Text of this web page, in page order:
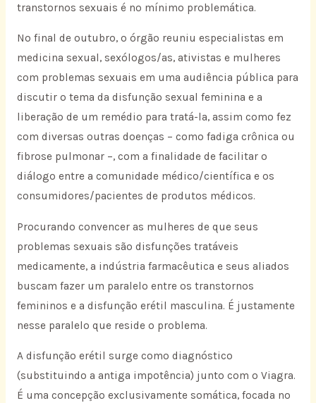
transtornos sexuais é no mínimo problemática.
No final de outubro, o órgão reuniu especialistas em
medicina sexual, sexólogos/as, ativistas e mulheres
com problemas sexuais em uma audiência pública para
discutir o tema da disfunção sexual feminina e a
liberação de um remédio para tratá-la, assim como fez
com diversas outras doenças – como fadiga crônica ou
fibrose pulmonar –, com a finalidade de facilitar o
diálogo entre a comunidade médico/científica e os
consumidores/pacientes de produtos médicos.
Procurando convencer as mulheres de que seus
problemas sexuais são disfunções tratáveis
medicamente, a indústria farmacêutica e seus aliados
buscam fazer um paralelo entre os transtornos
femininos e a disfunção erétil masculina. É justamente
nesse paralelo que reside o problema.
A disfunção erétil surge como diagnóstico
(substituindo a antiga impotência) junto com o Viagra.
É uma concepção exclusivamente somática, focada no